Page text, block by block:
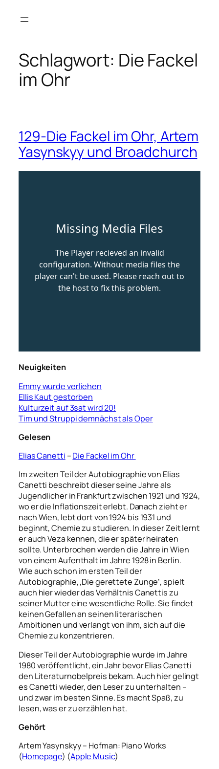
Inhalt
Schlagwort: Die Fackel
im Ohr
129-Die Fackel im Ohr, Artem
Yasynskyy und Broadchurch
Neuigkeiten
Emmy wurde verliehen
Ellis Kaut gestorben
Kulturzeit auf 3sat wird 20!
Tim und Struppi demnächst als Oper
Gelesen
Elias Canetti –Die Fackel im Ohr
Im zweiten Teil der Autobiographie von Elias
Canetti beschreibt dieser seine Jahre als
Jugendlicher in Frankfurt zwischen 1921 und 1924,
wo er die Inflationszeit erlebt. Danach zieht er
nach Wien, lebt dort von 1924 bis 1931 und
beginnt, Chemie zu studieren. In dieser Zeit lernt
er auch Veza kennen, die er später heiraten
sollte. Unterbrochen werden die Jahre in Wien
von einem Aufenthalt im Jahre 1928 in Berlin.
Wie auch schon im ersten Teil der
Autobiographie, ‚Die gerettete Zunge‘, spielt
auch hier wieder das Verhältnis Canettis zu
seiner Mutter eine wesentliche Rolle. Sie findet
keinen Gefallen an seinen literarischen
Ambitionen und verlangt von ihm, sich auf die
Chemie zu konzentrieren.
Dieser Teil der Autobiographie wurde im Jahre
1980 veröffentlicht, ein Jahr bevor Elias Canetti
den Literaturnobelpreis bekam. Auch hier gelingt
es Canetti wieder, den Leser zu unterhalten –
und zwar im besten Sinne. Es macht Spaß, zu
lesen, was er zu erzählen hat.
Gehört
Artem Yasynskyy – Hofman: Piano Works
(Homepage) (Apple Music)